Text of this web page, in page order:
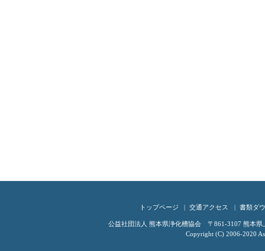
トップページ 交通アクセス 書類ダ
公益社団法人 熊本県浄化槽協会 〒861-3107 熊本
Copyright (C) 2006-2020